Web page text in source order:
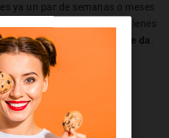
ya un par de semanas o meses
ha dejado de seguir. Solo tienes
app yviendo la info que te da.